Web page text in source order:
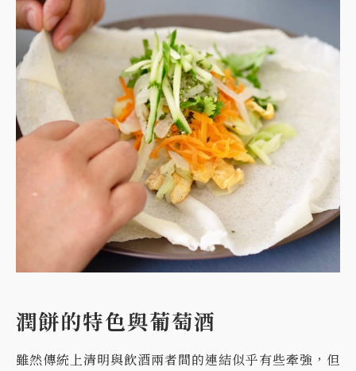
潤餅的特色與葡萄酒
雖然傳統上清明與飲酒兩者間的連結似乎有些牽強，但